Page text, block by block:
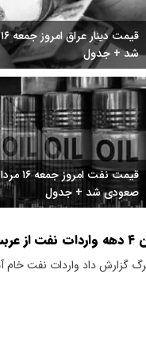
شد + جدول
صعودی شد + جدول
رفت
گزارش داد واردات نفت